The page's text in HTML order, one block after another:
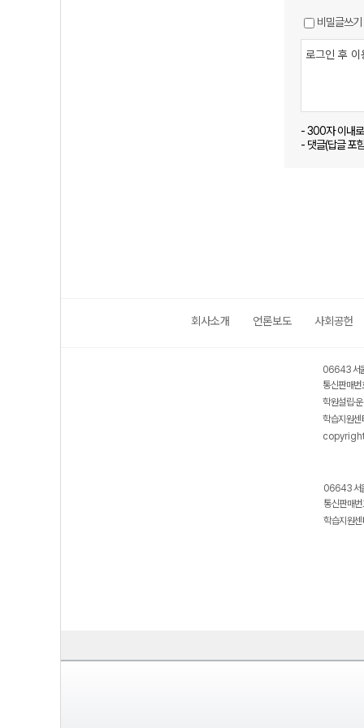
비밀글쓰기
- 300자 이내
- 댓글(답글 포
회사소개 언론보도 사회공헌
06643 서
통신판매
학원설립·
학습지원
06643 서
통신판매
학습지원